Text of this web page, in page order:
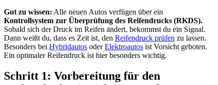
Gut zu wissen: Alle neuen Autos verfügen über ein
Kontrollsystem zur Überprüfung des Reifendrucks (RKDS).
Sobald sich der Druck im Reifen ändert, bekommst du ein Signal.
Dann weißt du, dass es Zeit ist, den Reifendruck prüfen zu lassen.
Besonders bei Hybridautos oderElektroautos ist Vorsicht geboten.
Ein optimaler Reifendruck ist hier besonders wichtig.
Schritt 1: Vorbereitung für den